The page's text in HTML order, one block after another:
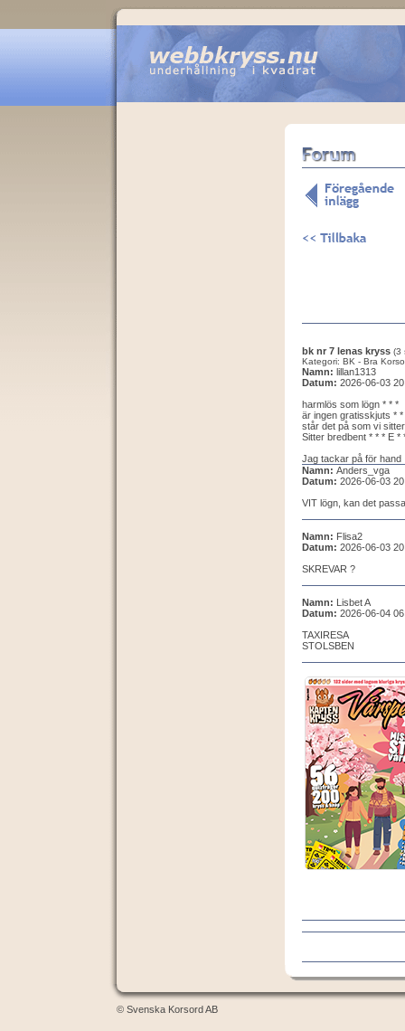
bk nr 7 lenas kryss (3
Kategori: BK - Bra
Namn: lillan1313
Datum: 2026-06-03
harmlös som lögn * * *
är ingen gratisskjuts * *
står det på som vi
Sitter bredbent * * * E *
Jag tackar på för hand
Namn: Anders_vga
Datum: 2026-06-03
VIT lögn, kan det
Namn: Flisa2
Datum: 2026-06-03
SKREVAR ?
Namn: Lisbet A
Datum: 2026-06-04
TAXIRESA
STOLSBEN
© Svenska Korsord AB